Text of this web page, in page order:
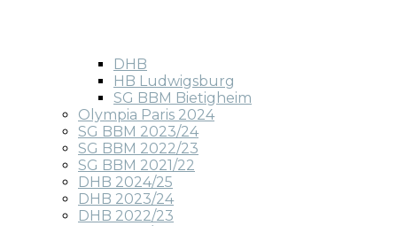
DHB
HB Ludwigsburg
SG BBM Bietigheim
Olympia Paris 2024
SG BBM 2023/24
SG BBM 2022/23
SG BBM 2021/22
DHB 2024/25
DHB 2023/24
DHB 2022/23